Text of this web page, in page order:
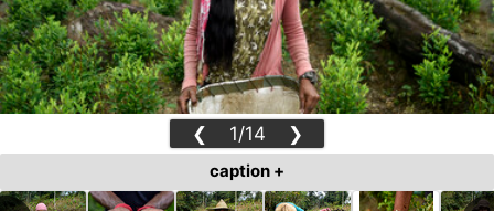
❮ 1/14 ❯
caption +